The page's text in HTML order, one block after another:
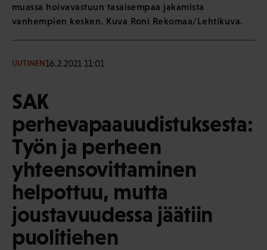
muassa hoivavastuun tasaisempaa jakamista
vanhempien kesken. Kuva Roni Rekomaa/Lehtikuva.
UUTINEN16.2.2021 11:01
SAK
perhevapaauudistuksesta:
Työn ja perheen
yhteensovittaminen
helpottuu, mutta
joustavuudessa jäätiin
puolitiehen